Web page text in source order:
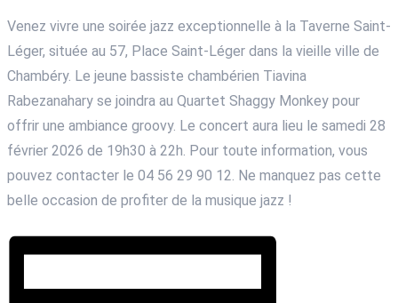
Venez vivre une soirée jazz exceptionnelle à la Taverne Saint-
Léger, située au 57, Place Saint-Léger dans la vieille ville de
Chambéry. Le jeune bassiste chambérien Tiavina
Rabezanahary se joindra au Quartet Shaggy Monkey pour
offrir une ambiance groovy. Le concert aura lieu le samedi 28
février 2026 de 19h30 à 22h. Pour toute information, vous
pouvez contacter le 04 56 29 90 12. Ne manquez pas cette
belle occasion de profiter de la musique jazz !